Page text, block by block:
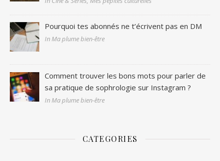
Pourquoi tes abonnés ne t’écrivent pas en DM
In Ma plume bien-être
Comment trouver les bons mots pour parler de
sa pratique de sophrologie sur Instagram ?
In Ma plume bien-être
CATEGORIES